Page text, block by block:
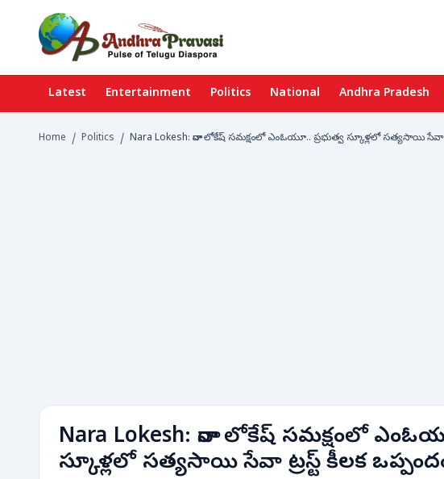
Latest Entertainment Politics National Andhra Pradesh
Home / Politics / Nara Lokesh: నారా లోకేష్ సమక్షంలో ఎంఓయూ.. ప్రభుత్వ స్కూళ్లలో సత్యసాయి సేవా
Nara Lokesh: నారా లోకేష్ సమక్షంలో
స్కూళ్లలో సత్యసాయి సేవా ట్రస్ట్‌ కీలక